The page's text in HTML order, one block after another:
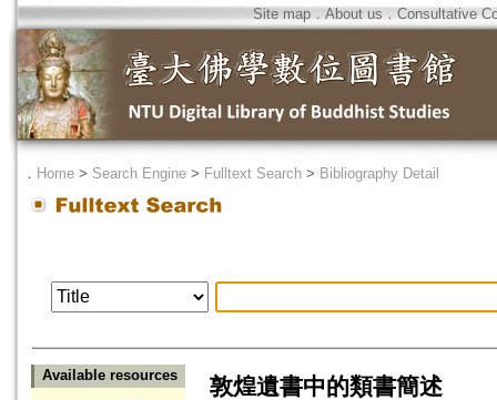
Site map．About us ． Consultative
． Home > Search Engine > Fulltext Search > Bibliography Detail
Available resources 敦煌遺書中的類書簡述